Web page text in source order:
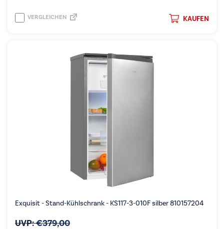
KAUFEN
VERGLEICHEN
Exquisit - Stand-Kühlschrank - KS117-3-010F silber 810157204
UVP:€379,00